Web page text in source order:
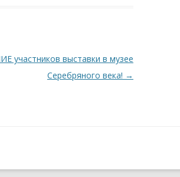
участников выставки в музее
Серебряного века! →